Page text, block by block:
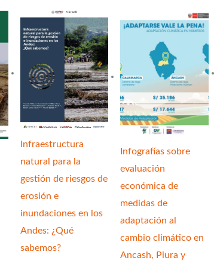
Infraestructura
natural para la
gestión de riesgos de
erosión e
inundaciones en los
Andes: ¿Qué
sabemos?
Infografías sobre
evaluación
económica de
medidas de
adaptación al
cambio climático en
Ancash, Piura y